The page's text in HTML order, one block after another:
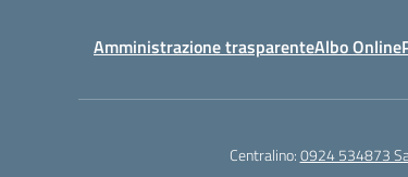
Amministrazione trasparenteAlbo Online
Centralino:0924 534873